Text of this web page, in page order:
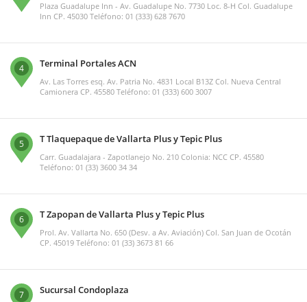
Plaza Guadalupe Inn - Av. Guadalupe No. 7730 Loc. 8-H Col. Guadalupe
Inn CP. 45030 Teléfono: 01 (333) 628 7670
4 Terminal Portales ACN
Av. Las Torres esq. Av. Patria No. 4831 Local B13Z Col. Nueva Central
Camionera CP. 45580 Teléfono: 01 (333) 600 3007
5 T Tlaquepaque de Vallarta Plus y Tepic Plus
Carr. Guadalajara - Zapotlanejo No. 210 Colonia: NCC CP. 45580
Teléfono: 01 (33) 3600 34 34
6 T Zapopan de Vallarta Plus y Tepic Plus
Prol. Av. Vallarta No. 650 (Desv. a Av. Aviación) Col. San Juan de Ocotán
CP. 45019 Teléfono: 01 (33) 3673 81 66
7 Sucursal Condoplaza